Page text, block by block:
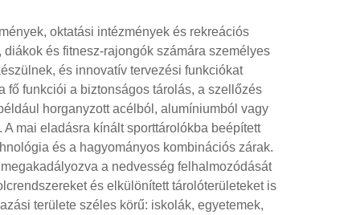
oktatási intézmények és rekreációs
és fitnesz-rajongók számára személyes
és innovatív tervezési funkciókat
fő funkciói a biztonságos tárolás, a szellőzés
horganyzott acélból, alumíniumból vagy
mai eladásra kínált sporttárolókba beépített
és a hagyományos kombinációs zárak.
a nedvesség felhalmozódását
és elkülönített tárolóterületeket is
területe széles körű: iskolák, egyetemek,